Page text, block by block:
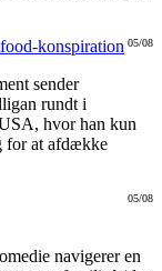
05/08
konspiration
sender
rundt i
hvor han kun
for at afdække
05/08
navigerer en